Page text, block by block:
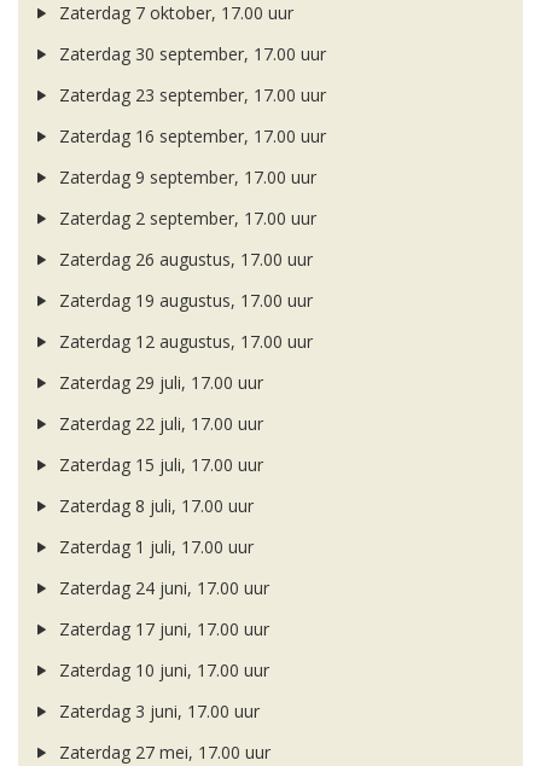
Zaterdag 7 oktober, 17.00 uur
Zaterdag 30 september, 17.00 uur
Zaterdag 23 september, 17.00 uur
Zaterdag 16 september, 17.00 uur
Zaterdag 9 september, 17.00 uur
Zaterdag 2 september, 17.00 uur
Zaterdag 26 augustus, 17.00 uur
Zaterdag 19 augustus, 17.00 uur
Zaterdag 12 augustus, 17.00 uur
Zaterdag 29 juli, 17.00 uur
Zaterdag 22 juli, 17.00 uur
Zaterdag 15 juli, 17.00 uur
Zaterdag 8 juli, 17.00 uur
Zaterdag 1 juli, 17.00 uur
Zaterdag 24 juni, 17.00 uur
Zaterdag 17 juni, 17.00 uur
Zaterdag 10 juni, 17.00 uur
Zaterdag 3 juni, 17.00 uur
Zaterdag 27 mei, 17.00 uur